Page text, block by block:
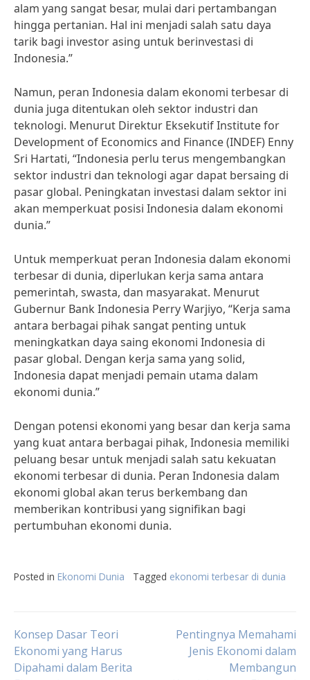
alam yang sangat besar, mulai dari pertambangan
hingga pertanian. Hal ini menjadi salah satu daya
tarik bagi investor asing untuk berinvestasi di
Indonesia.”
Namun, peran Indonesia dalam ekonomi terbesar di
dunia juga ditentukan oleh sektor industri dan
teknologi. Menurut Direktur Eksekutif Institute for
Development of Economics and Finance (INDEF) Enny
Sri Hartati, “Indonesia perlu terus mengembangkan
sektor industri dan teknologi agar dapat bersaing di
pasar global. Peningkatan investasi dalam sektor ini
akan memperkuat posisi Indonesia dalam ekonomi
dunia.”
Untuk memperkuat peran Indonesia dalam ekonomi
terbesar di dunia, diperlukan kerja sama antara
pemerintah, swasta, dan masyarakat. Menurut
Gubernur Bank Indonesia Perry Warjiyo, “Kerja sama
antara berbagai pihak sangat penting untuk
meningkatkan daya saing ekonomi Indonesia di
pasar global. Dengan kerja sama yang solid,
Indonesia dapat menjadi pemain utama dalam
ekonomi dunia.”
Dengan potensi ekonomi yang besar dan kerja sama
yang kuat antara berbagai pihak, Indonesia memiliki
peluang besar untuk menjadi salah satu kekuatan
ekonomi terbesar di dunia. Peran Indonesia dalam
ekonomi global akan terus berkembang dan
memberikan kontribusi yang signifikan bagi
pertumbuhan ekonomi dunia.
Posted in Ekonomi Dunia Tagged ekonomi terbesar di dunia
Post
Konsep Dasar Teori
Ekonomi yang Harus
Dipahami dalam Berita
Pentingnya Memahami
Jenis Ekonomi dalam
Membangun